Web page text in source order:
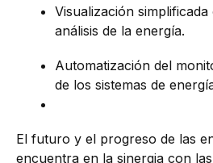
Visualización
análisis de la energía.
Automatización del
de los sistemas de
El futuro y el progreso de las
encuentra en la sinergia con